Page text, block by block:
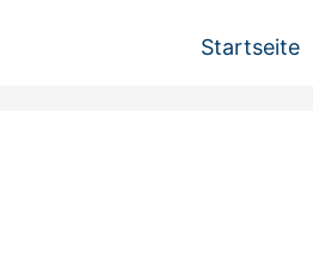
Startseite